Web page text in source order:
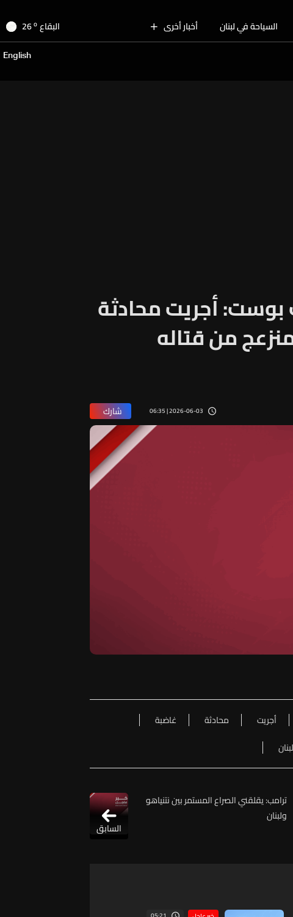
السياحة في لبنان أخبار أخرى البقاع 26o
الجنوب 27o
28
English
بوست: أجريت محادثة
من قتاله
2026-06-03 | 06:35 شارك
أجريت محادثة
غاضبة
لبنان
ترامب: يقلقني الصراع المستمر بين نتنياهو
ولبنان
السابق